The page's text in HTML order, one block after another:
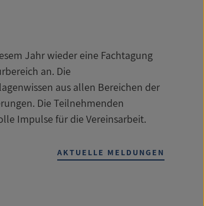
Jahr wieder eine Fachtagung
an. Die
aus allen Bereichen der
Die Teilnehmenden
Impulse für die Vereinsarbeit.
AKTUELLE MELDUNGEN